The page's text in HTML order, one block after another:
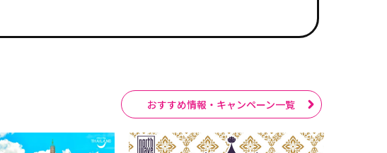
おすすめ情報・キャンペーン一覧